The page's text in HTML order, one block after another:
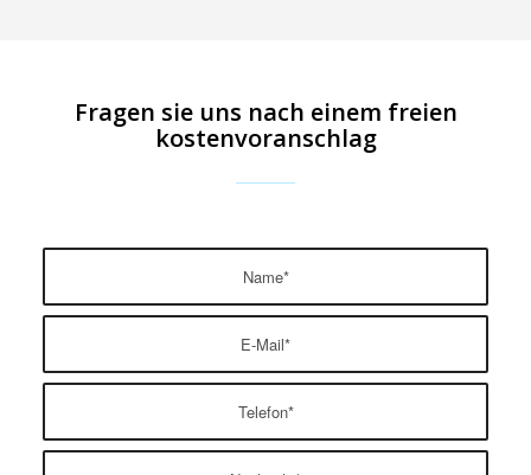
Fragen sie uns nach einem freien
kostenvoranschlag